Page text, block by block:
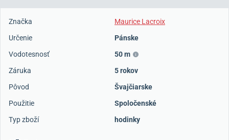
Značka
Maurice Lacroix
Určenie
Pánske
Vodotesnosť
50 m
Záruka
5 rokov
Pôvod
Švajčiarske
Použitie
Spoločenské
Typ zboží
hodinky